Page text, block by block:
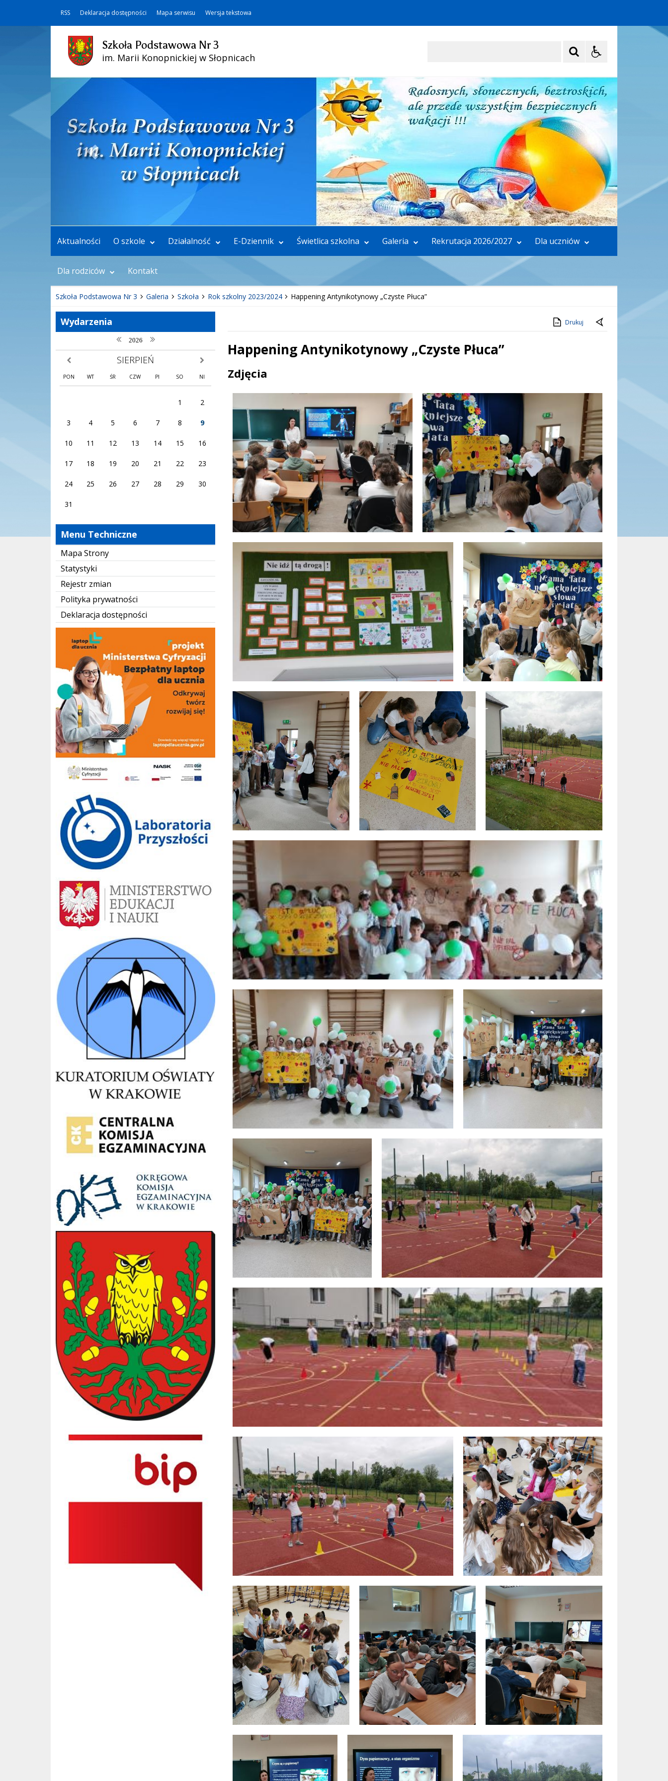
RSS Deklaracja dostępności Mapa serwisu Wersja tekstowa
Szkoła Podstawowa Nr 3
im. Marii Konopnickiej w Słopnicach
Aktualności O szkole Działalność E-Dziennik Świetlica szkolna Galeria Rekrutacja 2026/2027 Dla uczniów
Dla rodziców Kontakt
Szkoła Podstawowa Nr 3 Galeria Szkoła Rok szkolny 2023/2024 Happening Antynikotynowy „Czyste Płuca”
Wydarzenia
poprzedni rok
2026 następny rok
poprzedni miesiąc SIERPIEŃ następny miesiąc
PON WT ŚR CZW PI SO NI
1 2
3 4 5 6 7 8 9
10 11 12 13 14 15 16
17 18 19 20 21 22 23
24 25 26 27 28 29 30
31
Menu Techniczne
Mapa Strony
Statystyki
Rejestr zmian
Polityka prywatności
Deklaracja dostępności
Laboratoria przyszłości
Ministerstwo Edukacji Narodowej
OKE Kraków
Gmina Słopnice
Drukuj
Happening Antynikotynowy „Czyste Płuca”
Treść
Zdjęcia